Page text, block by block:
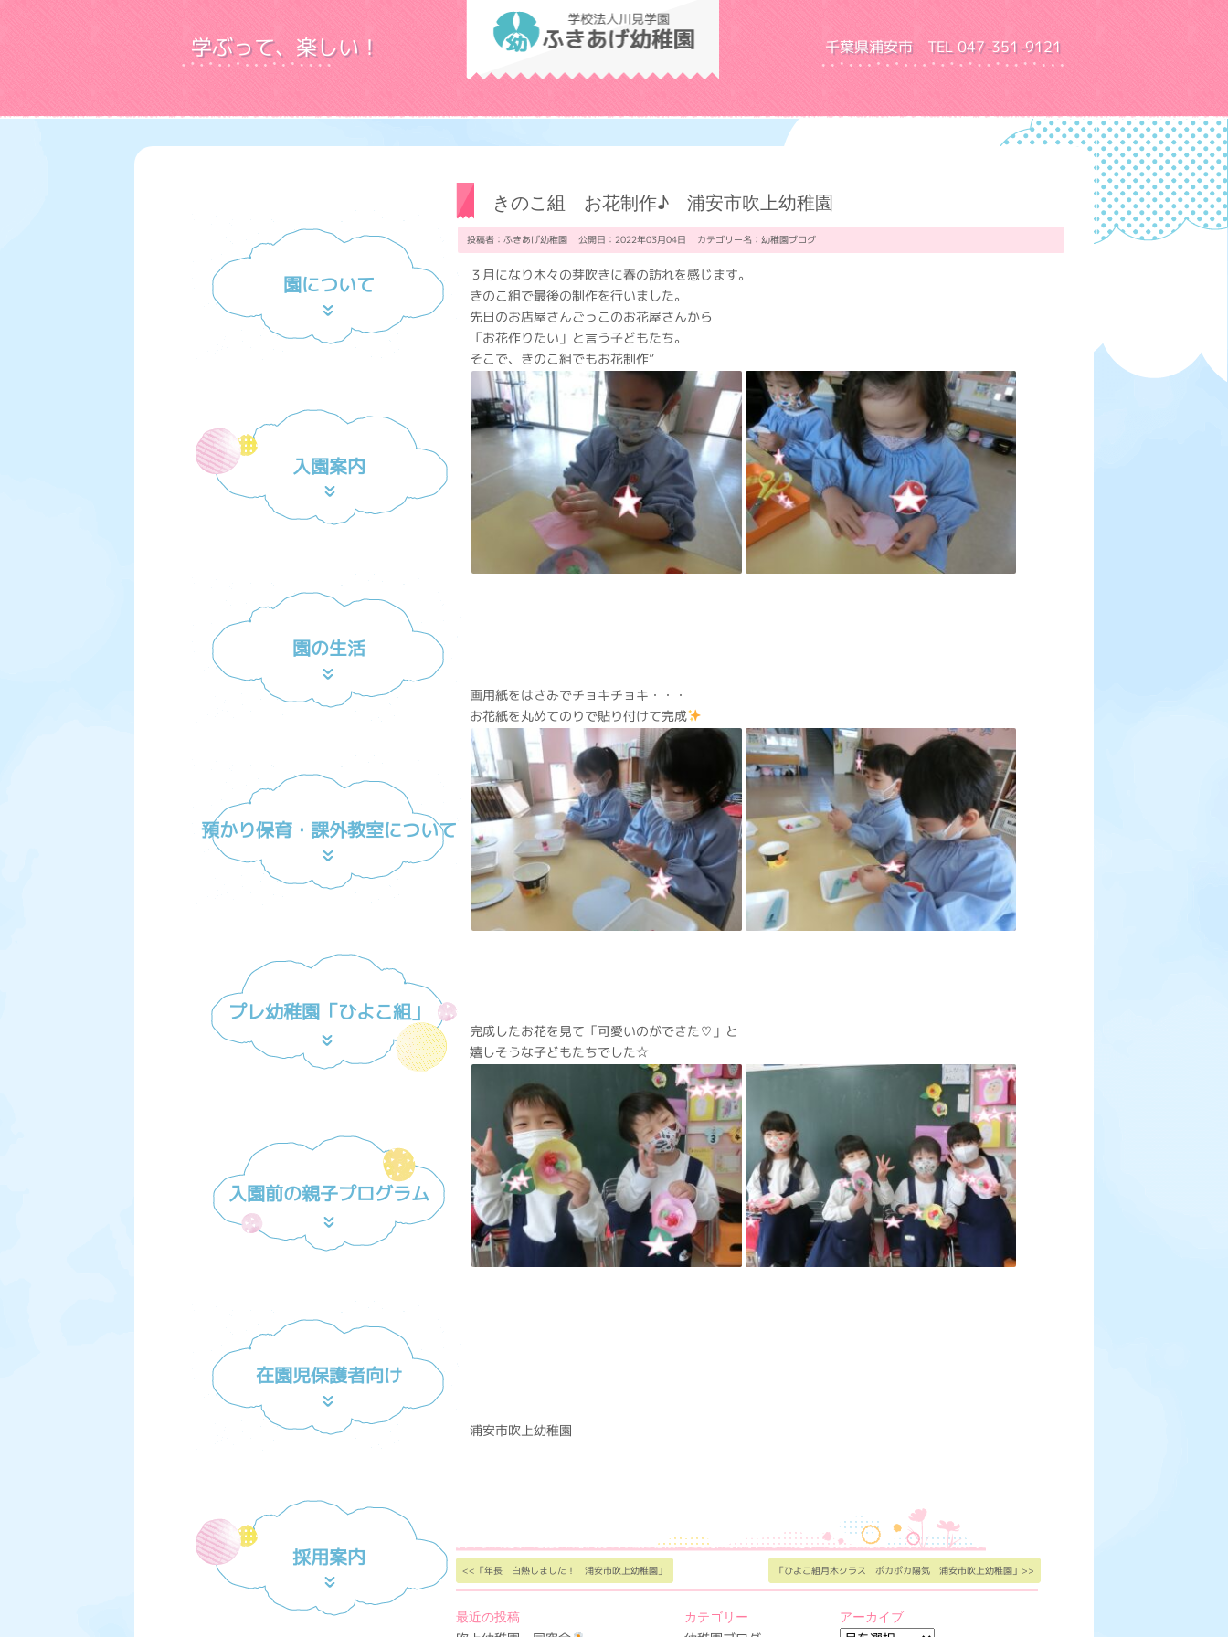
学ぶって、楽しい！
学校法人川見学園 ふきあげ幼稚園
千葉県浦安市 TEL 047-351-9121
園について
入園案内
園の生活
預かり保育・課外教室について
プレ幼稚園「ひよこ組」
入園前の親子プログラム
在園児保護者向け
採用案内
きのこ組 お花制作♪ 浦安市吹上幼稚園
投稿者：ふきあげ幼稚園 公開日：2022年03月04日 カテゴリー名： 幼稚園ブログ
３月になり木々の芽吹きに春の訪れを感じます。
きのこ組で最後の制作を行いました。
先日のお店屋さんごっこのお花屋さんから
「お花作りたい」と言う子どもたち。
そこで、きのこ組でもお花制作”
画用紙をはさみでチョキチョキ・・・
お花紙を丸めてのりで貼り付けて完成
完成したお花を見て「可愛いのができた♡」と
嬉しそうな子どもたちでした☆
浦安市吹上幼稚園
<<「年長 白熱しました！ 浦安市吹上幼稚園」 「ひよこ組月木クラス ポカポカ陽気 浦安市吹上幼稚園」>>
最近の投稿 カテゴリー アーカイブ